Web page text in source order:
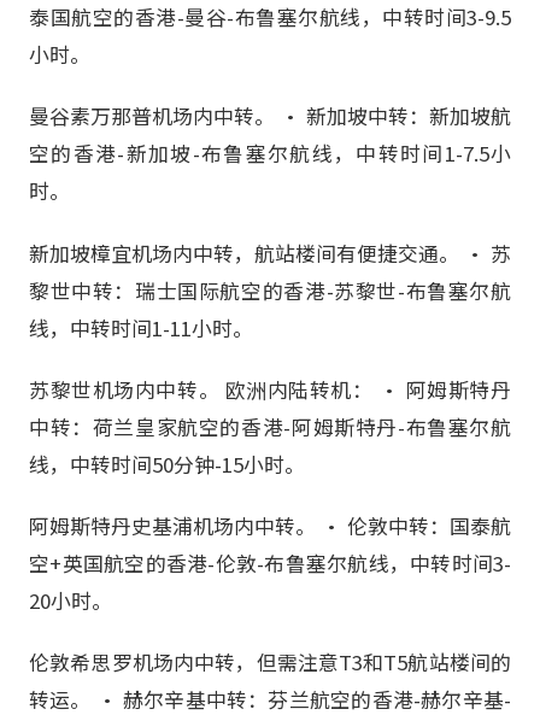
泰国航空的香港-曼谷-布鲁塞尔航线，中转时间3-9.5
小时。
曼谷素万那普机场内中转。 • 新加坡中转：新加坡航
空的香港-新加坡-布鲁塞尔航线，中转时间1-7.5小
时。
新加坡樟宜机场内中转，航站楼间有便捷交通。 • 苏
黎世中转：瑞士国际航空的香港-苏黎世-布鲁塞尔航
线，中转时间1-11小时。
苏黎世机场内中转。 欧洲内陆转机： • 阿姆斯特丹
中转：荷兰皇家航空的香港-阿姆斯特丹-布鲁塞尔航
线，中转时间50分钟-15小时。
阿姆斯特丹史基浦机场内中转。 • 伦敦中转：国泰航
空+英国航空的香港-伦敦-布鲁塞尔航线，中转时间3-
20小时。
伦敦希思罗机场内中转，但需注意T3和T5航站楼间的
转运。 • 赫尔辛基中转：芬兰航空的香港-赫尔辛基-